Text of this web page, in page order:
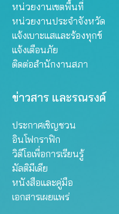
หน่วยงานเขตพื้นที่
หน่วยงานประจำจังหวัด
แจ้งเบาะแสและร้องทุกข์
แจ้งเตือนภัย
ติดต่อสำนักงานสภา
ข่าวสาร และรณรงค์
ประกาศเชิญชวน
อินโฟกราฟิก
วิดีโอเพื่อการเรียนรู้
มัลติมีเดีย
หนังสือและคู่มือ
เอกสารเผยแพร่